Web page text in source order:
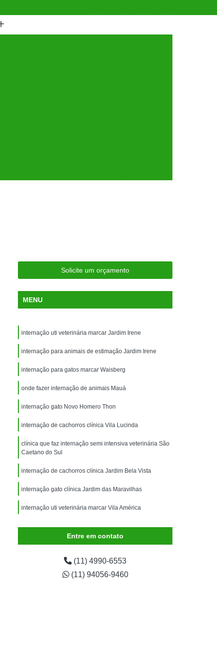
para Silvestres
para Animais Silvestres
Consulta para Animais Silvestres
Santo André
Veterinária para Animais Silvestres
Exame de Eletrocardiograma Veterinário
Exame de Imagem para Animais
Exame de Radiologia para Animais
Exame de Sangue para Animais
Exame para Animais
Exame para Animais São Caetano
Animal
Internação de Animais
para Cachorro
Internação para Cães
Internação para Gatos
Internação Veterinária São Caetano
Limpeza de Tártaro para Cães
Dentária Canina
Cachorro
Solicite um orçamento
MENU
internação uti veterinária marcar Jardim Irene
internação para animais de estimação Jardim Irene
internação para gatos marcar Waisberg
onde fazer internação de animais Mauá
internação gato Novo Homero Thon
internação de cachorros clínica Vila Lucinda
clínica que faz internação semi intensiva veterinária São
Caetano do Sul
internação de cachorros clínica Jardim Bela Vista
internação gato clínica Jardim das Maravilhas
internação uti veterinária marcar Vila América
Entre em contato
(11) 4990-6553
(11) 94056-9460